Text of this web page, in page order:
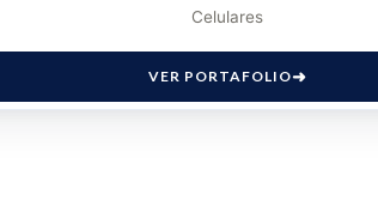
Celulares
VER PORTAFOLIO